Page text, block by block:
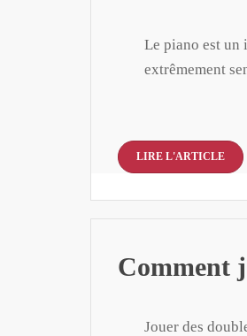
Le piano est un
extrêmement
LIRE L'ARTICLE
Comment
Jouer des